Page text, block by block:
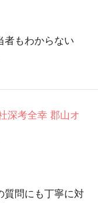
者もわからない
深考全幸 郡山オ
質問にも丁寧に対